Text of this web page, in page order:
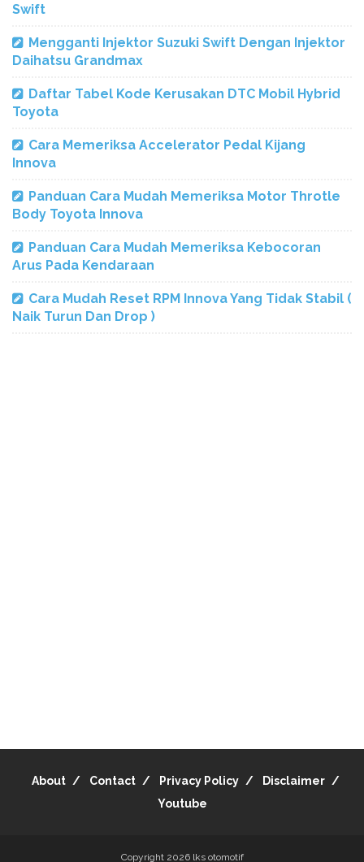
Swift
Mengganti Injektor Suzuki Swift Dengan Injektor
Daihatsu Grandmax
Daftar Tabel Kode Kerusakan DTC Mobil Hybrid
Toyota
Cara Memeriksa Accelerator Pedal Kijang
Innova
Panduan Cara Mudah Memeriksa Motor Throtle
Body Toyota Innova
Panduan Cara Mudah Memeriksa Kebocoran
Arus Pada Kendaraan
Cara Mudah Reset RPM Innova Yang Tidak Stabil (
Naik Turun Dan Drop )
About Contact Privacy Policy
Disclaimer
Youtube
Copyright 2026 lks otomotif